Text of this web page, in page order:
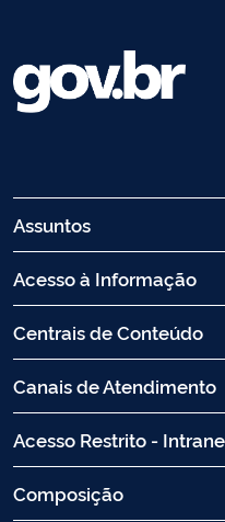
Assuntos
Acesso à Informação
Centrais de Conteúdo
Canais de Atendimento
Acesso Restrito -
Composição